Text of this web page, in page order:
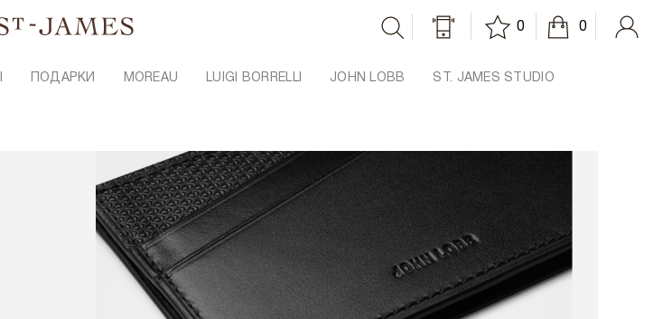
0 0
ПОДАРКИ MOREAU LUIGI BORRELLI JOHN LOBB ST. JAMES STUDIO